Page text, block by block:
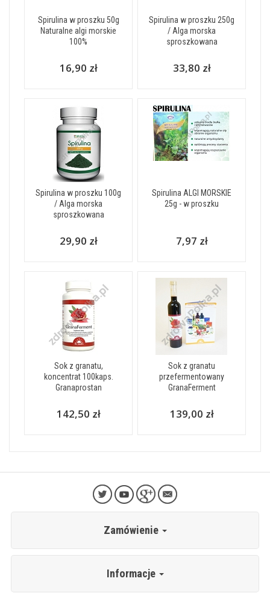
Spirulina w proszku 50g
Naturalne algi morskie
100%
16,90 zł
Spirulina w proszku 250g
/ Alga morska
sproszkowana
33,80 zł
Spirulina w proszku 100g
/ Alga morska
sproszkowana
29,90 zł
Spirulina ALGI MORSKIE
25g - w proszku
7,97 zł
Sok z granatu,
koncentrat 100kaps.
Granaprostan
142,50 zł
Sok z granatu
przefermentowany
GranaFerment
139,00 zł
Zamówienie
Informacje